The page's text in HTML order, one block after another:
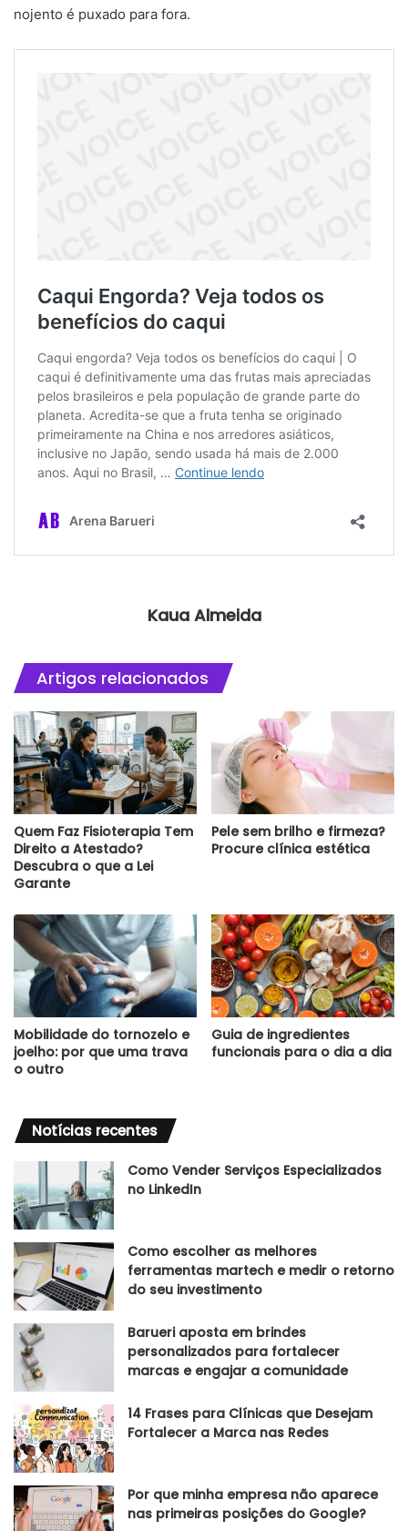
nojento é puxado para fora.
Kaua Almeida
Artigos relacionados
Quem Faz Fisioterapia Tem
Direito a Atestado?
Descubra o que a Lei
Garante
Pele sem brilho e firmeza?
Procure clínica estética
Mobilidade do tornozelo e
joelho: por que uma trava
o outro
Guia de ingredientes
funcionais para o dia a dia
Notícias recentes
Como Vender Serviços Especializados
no LinkedIn
Como escolher as melhores
ferramentas martech e medir o retorno
do seu investimento
Barueri aposta em brindes
personalizados para fortalecer
marcas e engajar a comunidade
14 Frases para Clínicas que Desejam
Fortalecer a Marca nas Redes
Por que minha empresa não aparece
nas primeiras posições do Google?